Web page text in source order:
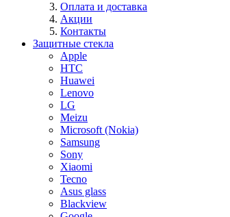
Оплата и доставка
Акции
Контакты
Защитные стекла
Apple
HTC
Huawei
Lenovo
LG
Meizu
Microsoft (Nokia)
Samsung
Sony
Xiaomi
Tecno
Asus glass
Blackview